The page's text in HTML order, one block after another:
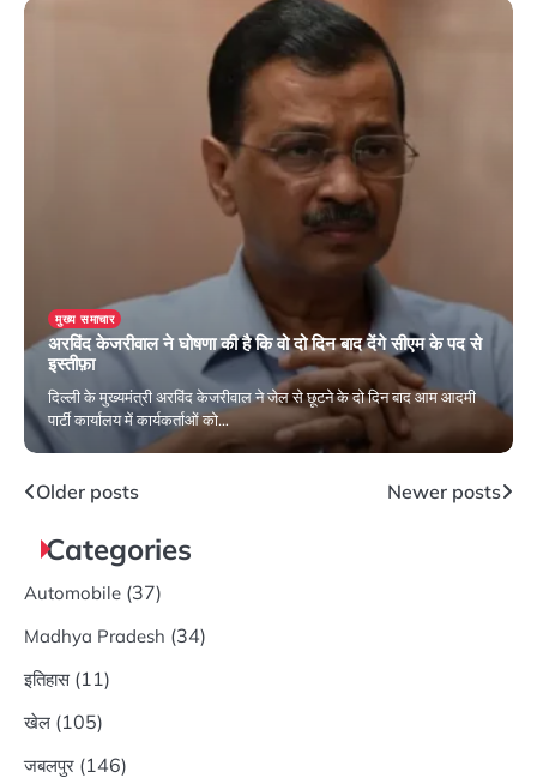
मुख्य समाचार
अरविंद केजरीवाल ने घोषणा की है कि वो दो दिन बाद देंगे सीएम के पद से
इस्तीफ़ा
दिल्ली के मुख्यमंत्री अरविंद केजरीवाल ने जेल से छूटने के दो दिन बाद आम आदमी
पार्टी कार्यालय में कार्यकर्ताओं को…
September 15, 2024
Posts
navigation
Older posts Newer posts
Categories
Automobile (37)
Madhya Pradesh (34)
इतिहास(11)
खेल (105)
जबलपुर (146)